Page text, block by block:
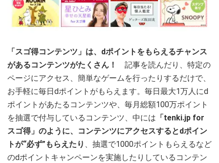
「スゴ得コンテンツ」は、dポイントをもらえるチャンス
があるコンテンツがたくさん！
記事を読んだり、特定の
ページにアクセス、簡単なゲームを行ったりするだけで、
お手軽に毎日dポイントがもらえます。毎日最大1万人にd
ポイントがあたるコンテンツや、毎月総額100万ポイント
を抽選で付与しているコンテンツ、中には 「tenki.jp for
スゴ得」のように、コンテンツにアクセスするとdポイン
トが“必ず”もらえたり 、抽選で1000ポイントもらえるなど
のdポイントキャンペーンを実施したりしているコンテン